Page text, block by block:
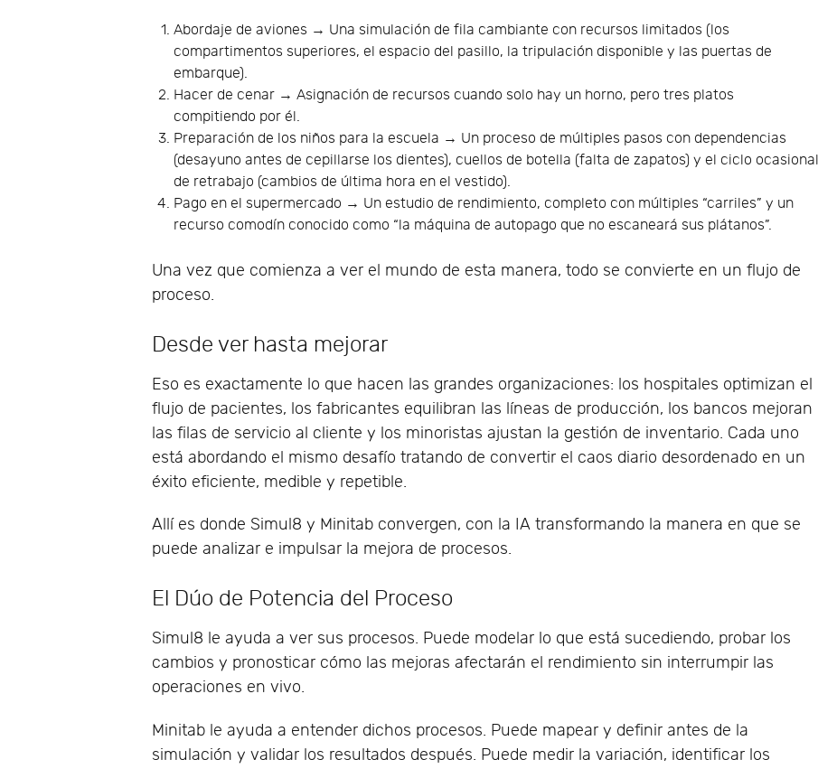
Abordaje de aviones → Una simulación de fila cambiante con recursos limitados (los
compartimentos superiores, el espacio del pasillo, la tripulación disponible y las puertas de
embarque).
Hacer de cenar → Asignación de recursos cuando solo hay un horno, pero tres platos
compitiendo por él.
Preparación de los niños para la escuela → Un proceso de múltiples pasos con dependencias
(desayuno antes de cepillarse los dientes), cuellos de botella (falta de zapatos) y el ciclo ocasional
de retrabajo (cambios de última hora en el vestido).
Pago en el supermercado → Un estudio de rendimiento, completo con múltiples “carriles” y un
recurso comodín conocido como “la máquina de autopago que no escaneará sus plátanos”.
Una vez que comienza a ver el mundo de esta manera, todo se convierte en un flujo de
proceso.
Desde ver hasta mejorar
Eso es exactamente lo que hacen las grandes organizaciones: los hospitales optimizan el
flujo de pacientes, los fabricantes equilibran las líneas de producción, los bancos mejoran
las filas de servicio al cliente y los minoristas ajustan la gestión de inventario. Cada uno
está abordando el mismo desafío tratando de convertir el caos diario desordenado en un
éxito eficiente, medible y repetible.
Allí es donde Simul8 y Minitab convergen, con la IA transformando la manera en que se
puede analizar e impulsar la mejora de procesos.
El Dúo de Potencia del Proceso
Simul8 le ayuda a ver sus procesos. Puede modelar lo que está sucediendo, probar los
cambios y pronosticar cómo las mejoras afectarán el rendimiento sin interrumpir las
operaciones en vivo.
Minitab le ayuda a entender dichos procesos. Puede mapear y definir antes de la
simulación y validar los resultados después. Puede medir la variación, identificar los